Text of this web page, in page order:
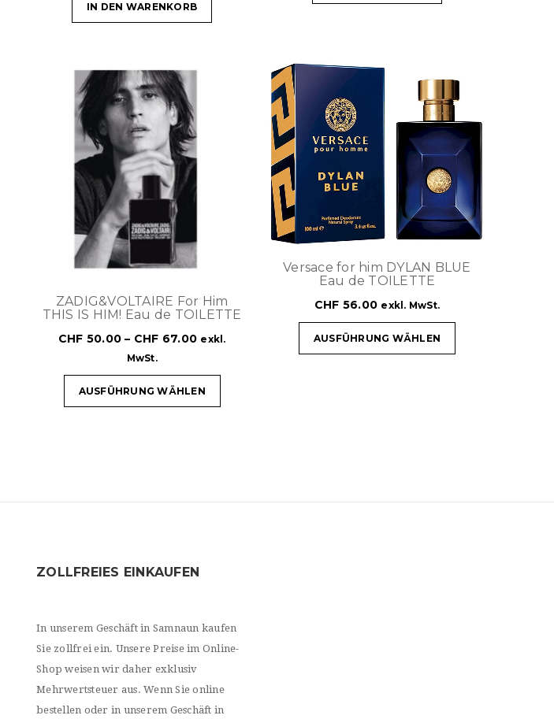
IN DEN WARENKORB
ZADIG&VOLTAIRE For Him
THIS IS HIM! Eau de TOILETTE
CHF 50.00 – CHF 67.00 exkl.
MwSt.
AUSFÜHRUNG WÄHLEN
Versace for him DYLAN BLUE
Eau de TOILETTE
CHF 56.00 exkl. MwSt.
AUSFÜHRUNG WÄHLEN
ZOLLFREIES EINKAUFEN
In unserem Geschäft in Samnaun kaufen
Sie zollfrei ein. Unsere Preise im Online-
Shop weisen wir daher exklusiv
Mehrwertsteuer aus. Wenn Sie online
bestellen oder in unserem Geschäft in